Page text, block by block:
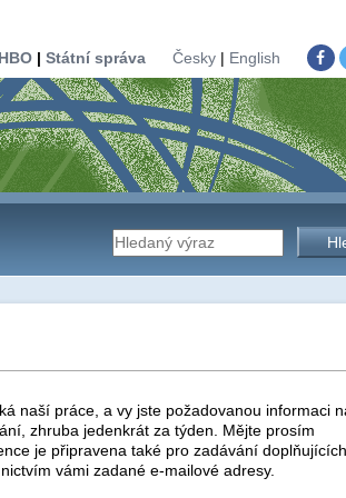
| Státní správa Česky| English
Vyhledávání
úřadu
naší práce, a vy jste požadovanou informaci
zhruba jedenkrát za týden. Mějte prosím
je připravena také pro zadávání doplňujících
vámi zadané e-mailové adresy.